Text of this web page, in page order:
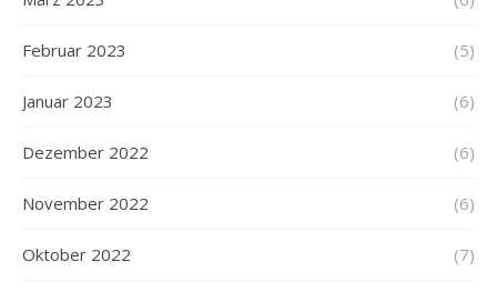
Februar 2023 (5)
Januar 2023 (6)
Dezember 2022 (6)
November 2022 (6)
Oktober 2022 (7)